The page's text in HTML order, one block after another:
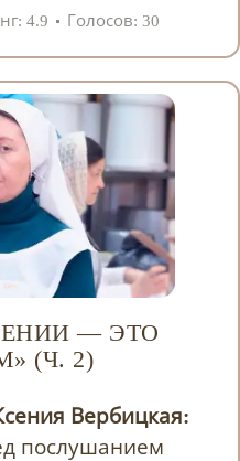
4.9 Голосов: 30
— ЭТО
(Ч. 2)
Вербицкая:
послушанием